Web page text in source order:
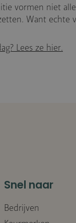
vormen niet
Want echte
Lees ze hier.
Snel naar
Bedrijven